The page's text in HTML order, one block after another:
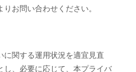
お問い合わせください。
に関する運用状況を適宜見直
し、必要に応じて、本プライバ